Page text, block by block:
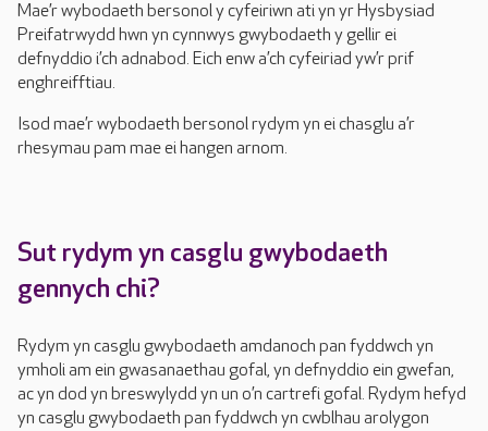
Mae’r wybodaeth bersonol y cyfeiriwn ati yn yr Hysbysiad
Preifatrwydd hwn yn cynnwys gwybodaeth y gellir ei
defnyddio i’ch adnabod. Eich enw a’ch cyfeiriad yw’r prif
enghreifftiau.
Isod mae’r wybodaeth bersonol rydym yn ei chasglu a’r
rhesymau pam mae ei hangen arnom.
Sut rydym yn casglu gwybodaeth
gennych chi?
Rydym yn casglu gwybodaeth amdanoch pan fyddwch yn
ymholi am ein gwasanaethau gofal, yn defnyddio ein gwefan,
ac yn dod yn breswylydd yn un o’n cartrefi gofal. Rydym hefyd
yn casglu gwybodaeth pan fyddwch yn cwblhau arolygon